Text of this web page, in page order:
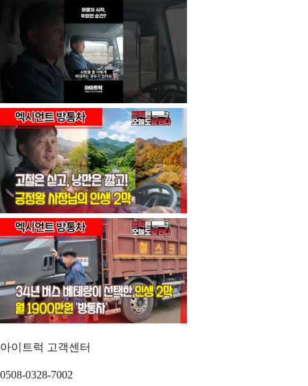
아이트럭 고객센터
0508-0328-7002